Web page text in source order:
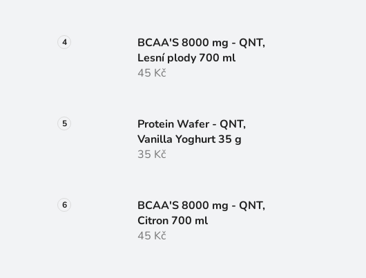
BCAA'S 8000 mg - QNT,
Lesní plody 700 ml
45 Kč
Protein Wafer - QNT,
Vanilla Yoghurt 35 g
35 Kč
BCAA'S 8000 mg - QNT,
Citron 700 ml
45 Kč